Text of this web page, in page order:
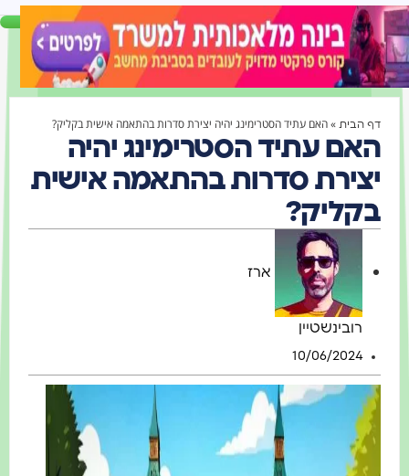
הבית»האם עתיד הסטרימינג יהיה יצירת סדרות בהתאמה אישית בקליק?
עתיד הסטרימינג יהיה
סדרות בהתאמה אישית
ארז
רובינשטיין
10/06/2024